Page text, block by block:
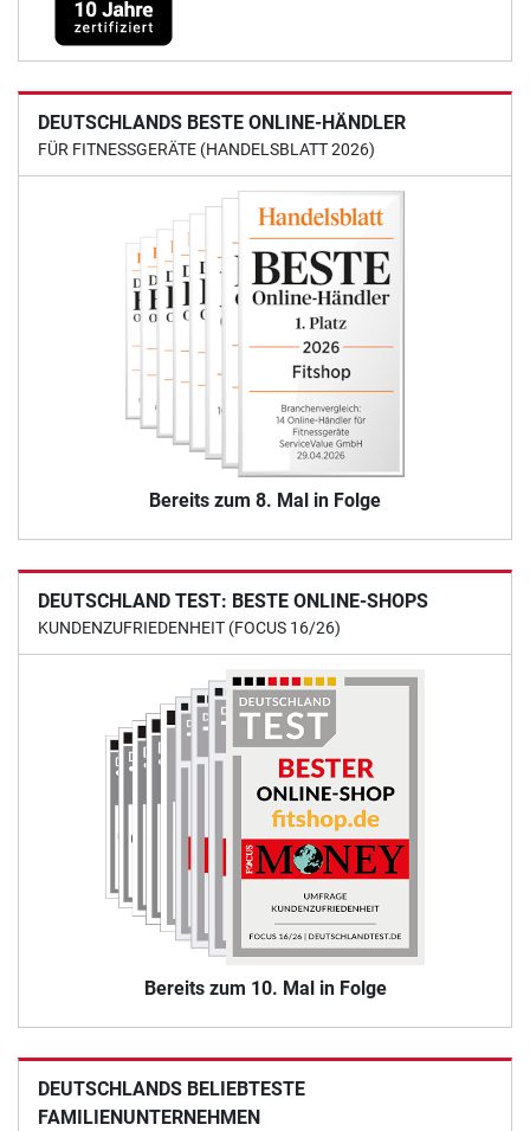
DEUTSCHLANDS BESTE ONLINE-HÄNDLER
FÜR FITNESSGERÄTE (HANDELSBLATT 2026)
Bereits zum 8. Mal in Folge
DEUTSCHLAND TEST: BESTE ONLINE-SHOPS
KUNDENZUFRIEDENHEIT (FOCUS 16/26)
Bereits zum 10. Mal in Folge
DEUTSCHLANDS BELIEBTESTE
FAMILIENUNTERNEHMEN